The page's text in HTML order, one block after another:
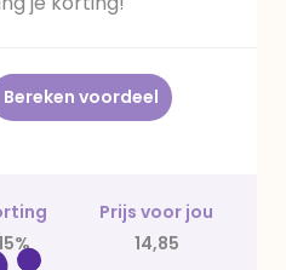
Bereken voordeel
Prijs voor jou
14,85